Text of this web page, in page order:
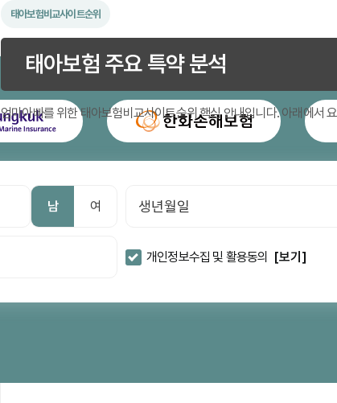
남 여
개인정보수집 및 활용동의 [보기]
태아보험비교사이트순위
태아보험 주요 특약 분석
엄마아빠를 위한태아보험비교사이트순위 핵심 안내입니다. 아래에서